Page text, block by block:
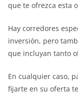
que te ofrezca esta
Hay corredores
inversión, pero
que incluyan tanto
En cualquier caso,
fijarte en su oferta